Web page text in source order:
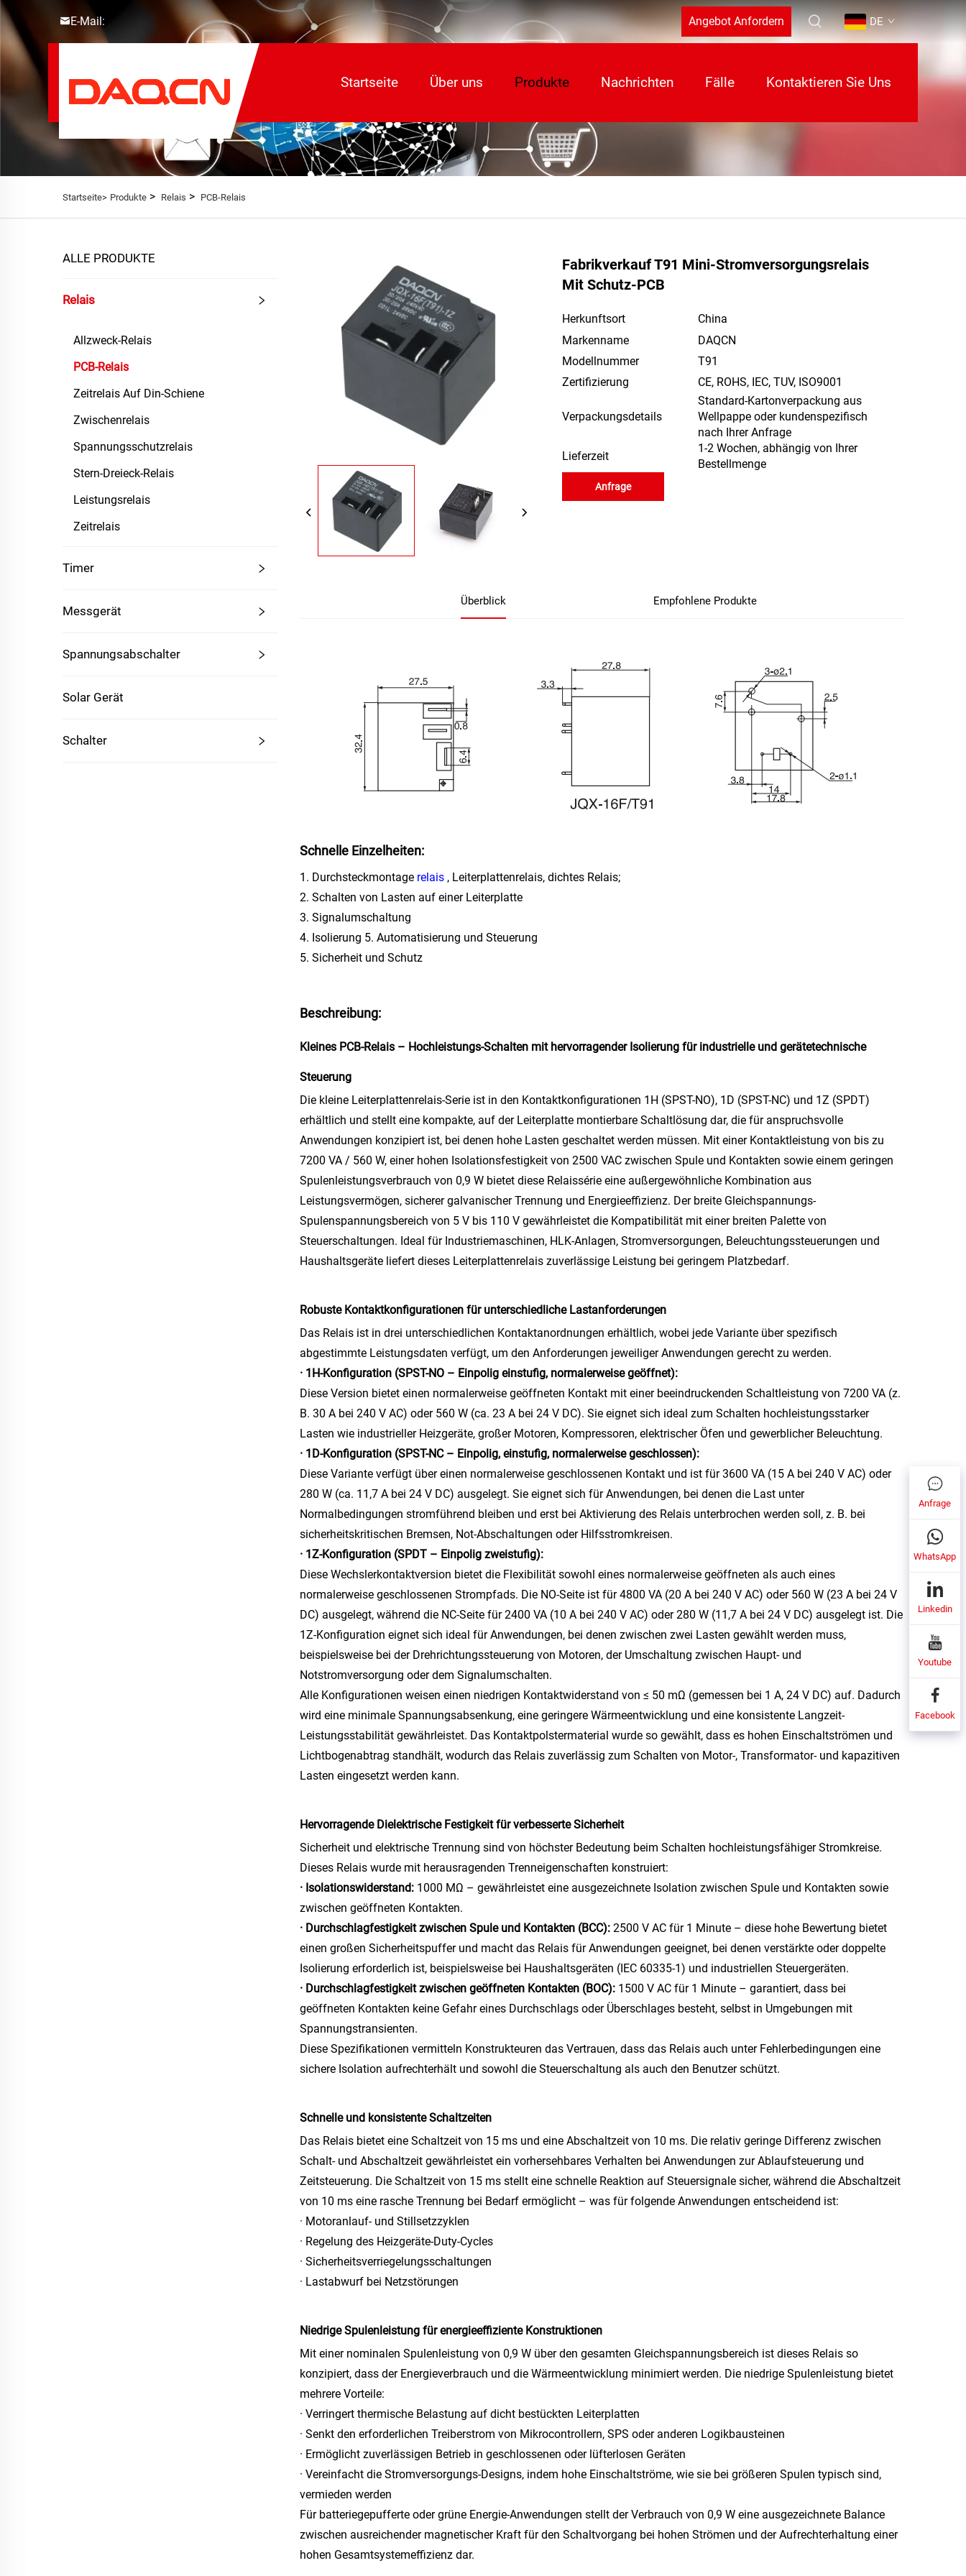
E-Mail: Angebot Anfordern DE
Startseite Über uns Produkte Nachrichten Fälle Kontaktieren Sie Uns
Startseite> Produkte > Relais > PCB-Relais
ALLE PRODUKTE
Relais
Allzweck-Relais
PCB-Relais
Zeitrelais Auf Din-Schiene
Zwischenrelais
Spannungsschutzrelais
Stern-Dreieck-Relais
Leistungsrelais
Zeitrelais
Timer
Messgerät
Spannungsabschalter
Solar Gerät
Schalter
Fabrikverkauf T91 Mini-Stromversorgungsrelais
Mit Schutz-PCB
Herkunftsort
China
Markenname
DAQCN
Modellnummer
T91
Zertifizierung
CE, ROHS, IEC, TUV, ISO9001
Verpackungsdetails
Standard-Kartonverpackung aus
Wellpappe oder kundenspezifisch
nach Ihrer Anfrage
Lieferzeit
1-2 Wochen, abhängig von Ihrer
Bestellmenge
Anfrage
Überblick Empfohlene Produkte
Schnelle Einzelheiten:
1. Durchsteckmontage relais , Leiterplattenrelais, dichtes Relais;
2. Schalten von Lasten auf einer Leiterplatte
3. Signalumschaltung
4. Isolierung 5. Automatisierung und Steuerung
5. Sicherheit und Schutz
Beschreibung:
Kleines PCB-Relais – Hochleistungs-Schalten mit hervorragender Isolierung für industrielle und gerätetechnische
Steuerung
Die kleine Leiterplattenrelais-Serie ist in den Kontaktkonfigurationen 1H (SPST-NO), 1D (SPST-NC) und 1Z (SPDT)
erhältlich und stellt eine kompakte, auf der Leiterplatte montierbare Schaltlösung dar, die für anspruchsvolle
Anwendungen konzipiert ist, bei denen hohe Lasten geschaltet werden müssen. Mit einer Kontaktleistung von bis zu
7200 VA / 560 W, einer hohen Isolationsfestigkeit von 2500 VAC zwischen Spule und Kontakten sowie einem geringen
Spulenleistungsverbrauch von 0,9 W bietet diese Relaissérie eine außergewöhnliche Kombination aus
Leistungsvermögen, sicherer galvanischer Trennung und Energieeffizienz. Der breite Gleichspannungs-
Spulenspannungsbereich von 5 V bis 110 V gewährleistet die Kompatibilität mit einer breiten Palette von
Steuerschaltungen. Ideal für Industriemaschinen, HLK-Anlagen, Stromversorgungen, Beleuchtungssteuerungen und
Haushaltsgeräte liefert dieses Leiterplattenrelais zuverlässige Leistung bei geringem Platzbedarf.
Robuste Kontaktkonfigurationen für unterschiedliche Lastanforderungen
Das Relais ist in drei unterschiedlichen Kontaktanordnungen erhältlich, wobei jede Variante über spezifisch
abgestimmte Leistungsdaten verfügt, um den Anforderungen jeweiliger Anwendungen gerecht zu werden.
· 1H-Konfiguration (SPST-NO – Einpolig einstufig, normalerweise geöffnet):
Diese Version bietet einen normalerweise geöffneten Kontakt mit einer beeindruckenden Schaltleistung von 7200 VA (z.
B. 30 A bei 240 V AC) oder 560 W (ca. 23 A bei 24 V DC). Sie eignet sich ideal zum Schalten hochleistungsstarker
Lasten wie industrieller Heizgeräte, großer Motoren, Kompressoren, elektrischer Öfen und gewerblicher Beleuchtung.
· 1D-Konfiguration (SPST-NC – Einpolig, einstufig, normalerweise geschlossen):
Diese Variante verfügt über einen normalerweise geschlossenen Kontakt und ist für 3600 VA (15 A bei 240 V AC) oder
280 W (ca. 11,7 A bei 24 V DC) ausgelegt. Sie eignet sich für Anwendungen, bei denen die Last unter
Normalbedingungen stromführend bleiben und erst bei Aktivierung des Relais unterbrochen werden soll, z. B. bei
sicherheitskritischen Bremsen, Not-Abschaltungen oder Hilfsstromkreisen.
· 1Z-Konfiguration (SPDT – Einpolig zweistufig):
Diese Wechslerkontaktversion bietet die Flexibilität sowohl eines normalerweise geöffneten als auch eines
normalerweise geschlossenen Strompfads. Die NO-Seite ist für 4800 VA (20 A bei 240 V AC) oder 560 W (23 A bei 24 V
DC) ausgelegt, während die NC-Seite für 2400 VA (10 A bei 240 V AC) oder 280 W (11,7 A bei 24 V DC) ausgelegt ist. Die
1Z-Konfiguration eignet sich ideal für Anwendungen, bei denen zwischen zwei Lasten gewählt werden muss,
beispielsweise bei der Drehrichtungssteuerung von Motoren, der Umschaltung zwischen Haupt- und
Notstromversorgung oder dem Signalumschalten.
Alle Konfigurationen weisen einen niedrigen Kontaktwiderstand von ≤ 50 mΩ (gemessen bei 1 A, 24 V DC) auf. Dadurch
wird eine minimale Spannungsabsenkung, eine geringere Wärmeentwicklung und eine konsistente Langzeit-
Leistungsstabilität gewährleistet. Das Kontaktpolstermaterial wurde so gewählt, dass es hohen Einschaltströmen und
Lichtbogenabtrag standhält, wodurch das Relais zuverlässig zum Schalten von Motor-, Transformator- und kapazitiven
Lasten eingesetzt werden kann.
Hervorragende Dielektrische Festigkeit für verbesserte Sicherheit
Sicherheit und elektrische Trennung sind von höchster Bedeutung beim Schalten hochleistungsfähiger Stromkreise.
Dieses Relais wurde mit herausragenden Trenneigenschaften konstruiert:
· Isolationswiderstand: 1000 MΩ – gewährleistet eine ausgezeichnete Isolation zwischen Spule und Kontakten sowie
zwischen geöffneten Kontakten.
· Durchschlagfestigkeit zwischen Spule und Kontakten (BCC): 2500 V AC für 1 Minute – diese hohe Bewertung bietet
einen großen Sicherheitspuffer und macht das Relais für Anwendungen geeignet, bei denen verstärkte oder doppelte
Isolierung erforderlich ist, beispielsweise bei Haushaltsgeräten (IEC 60335‑1) und industriellen Steuergeräten.
· Durchschlagfestigkeit zwischen geöffneten Kontakten (BOC): 1500 V AC für 1 Minute – garantiert, dass bei
geöffneten Kontakten keine Gefahr eines Durchschlags oder Überschlages besteht, selbst in Umgebungen mit
Spannungstransienten.
Diese Spezifikationen vermitteln Konstrukteuren das Vertrauen, dass das Relais auch unter Fehlerbedingungen eine
sichere Isolation aufrechterhält und sowohl die Steuerschaltung als auch den Benutzer schützt.
Schnelle und konsistente Schaltzeiten
Das Relais bietet eine Schaltzeit von 15 ms und eine Abschaltzeit von 10 ms. Die relativ geringe Differenz zwischen
Schalt- und Abschaltzeit gewährleistet ein vorhersehbares Verhalten bei Anwendungen zur Ablaufsteuerung und
Zeitsteuerung. Die Schaltzeit von 15 ms stellt eine schnelle Reaktion auf Steuersignale sicher, während die Abschaltzeit
von 10 ms eine rasche Trennung bei Bedarf ermöglicht – was für folgende Anwendungen entscheidend ist:
· Motoranlauf- und Stillsetzzyklen
· Regelung des Heizgeräte-Duty-Cycles
· Sicherheitsverriegelungsschaltungen
· Lastabwurf bei Netzstörungen
Niedrige Spulenleistung für energieeffiziente Konstruktionen
Mit einer nominalen Spulenleistung von 0,9 W über den gesamten Gleichspannungsbereich ist dieses Relais so
konzipiert, dass der Energieverbrauch und die Wärmeentwicklung minimiert werden. Die niedrige Spulenleistung bietet
mehrere Vorteile:
· Verringert thermische Belastung auf dicht bestückten Leiterplatten
· Senkt den erforderlichen Treiberstrom von Mikrocontrollern, SPS oder anderen Logikbausteinen
· Ermöglicht zuverlässigen Betrieb in geschlossenen oder lüfterlosen Geräten
· Vereinfacht die Stromversorgungs-Designs, indem hohe Einschaltströme, wie sie bei größeren Spulen typisch sind,
vermieden werden
Für batteriegepufferte oder grüne Energie-Anwendungen stellt der Verbrauch von 0,9 W eine ausgezeichnete Balance
zwischen ausreichender magnetischer Kraft für den Schaltvorgang bei hohen Strömen und der Aufrechterhaltung einer
hohen Gesamtsystemeffizienz dar.
Anfrage
WhatsApp
Linkedin
Youtube
Facebook